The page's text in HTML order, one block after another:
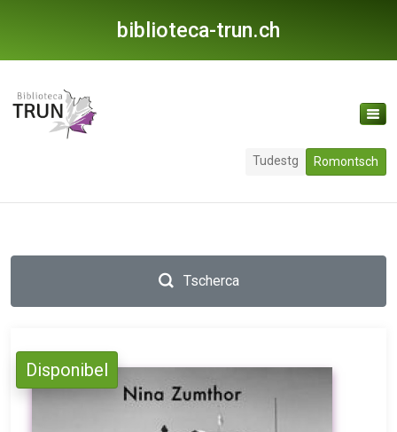
biblioteca-trun.ch
Tudestg Romontsch
Tscherca
Disponibel